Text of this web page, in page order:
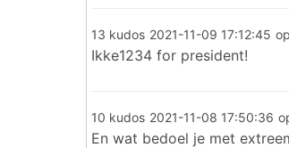
13 kudos 2021-11-09 17:12:45 op
Ikke1234 for president!
10 kudos 2021-11-08 17:50:36
En wat bedoel je met